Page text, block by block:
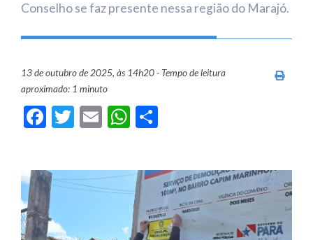
Conselho se faz presente nessa região do Marajó.
13 de outubro de 2025, às 14h20 - Tempo de leitura
aproximado: 1 minuto
Facebook
Twitter
EmailWhatsApp